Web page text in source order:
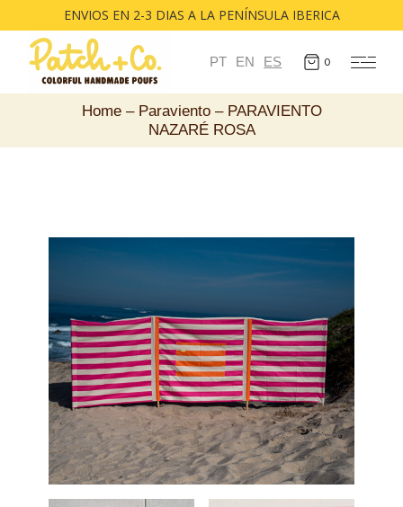
ENVIOS EN 2-3 DIAS A LA PENÍNSULA IBERICA
PT EN ES 0
Home Paraviento
PARAVIENTO
NAZARÉ ROSA